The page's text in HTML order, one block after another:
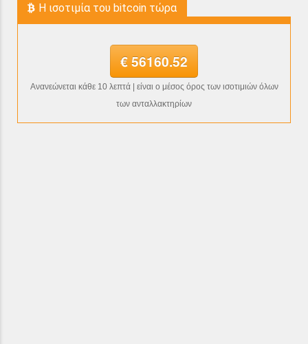
H ισοτιμία του bitcoin τώρα
€ 56160.52
Ανανεώνεται κάθε 10 λεπτά | είναι ο μέσος όρος των ισοτιμιών όλων
των ανταλλακτηρίων